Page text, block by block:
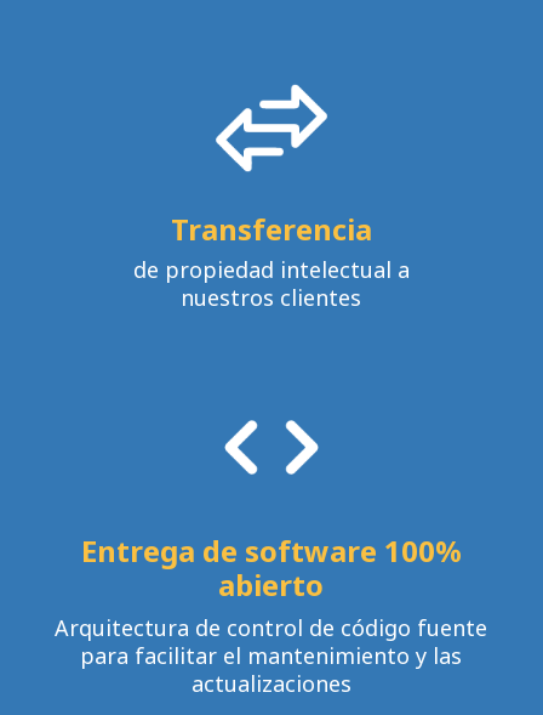
Transferencia
de propiedad intelectual a
nuestros clientes
Entrega de software 100%
abierto
Arquitectura de control de código fuente
para facilitar el mantenimiento y las
actualizaciones